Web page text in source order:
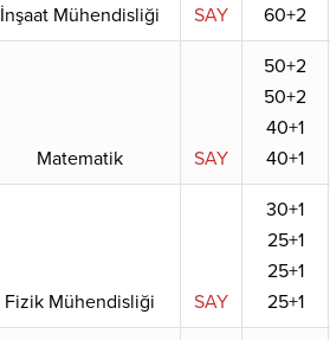
İnşaat Mühendisliği SAY
60+2
Matematik SAY
50+2
50+2
40+1
40+1
Fizik Mühendisliği SAY
30+1
25+1
25+1
25+1